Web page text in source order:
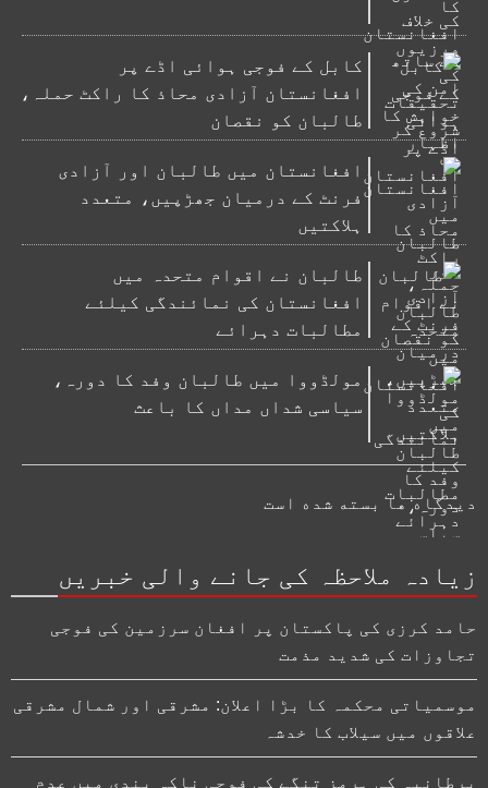
کابل کے فوجی ہوائی اڈے پر
افغانستان آزادی محاذ کا راکٹ حملہ،
طالبان کو نقصان
افغانستان میں طالبان اور آزادی
فرنٹ کے درمیان جھڑپیں، متعدد
ہلاکتیں
طالبان نے اقوام متحدہ میں
افغانستان کی نمائندگی کیلئے
مطالبات دہرائے
مولڈووا میں طالبان وفد کا دورہ،
سیاسی شداں مداں کا باعث
دیدگاه ها بسته شده است
زیادہ ملاحظہ کی جانے والی خبریں
حامد کرزی کی پاکستان پر افغان سرزمین کی فوجی
تجاوزات کی شدید مذمت
موسمیاتی محکمہ کا بڑا اعلان: مشرقی اور شمال مشرقی
علاقوں میں سیلاب کا خدشہ
برطانیہ کی ہرمز تنگے کی فوجی ناکہ بندی میں عدم